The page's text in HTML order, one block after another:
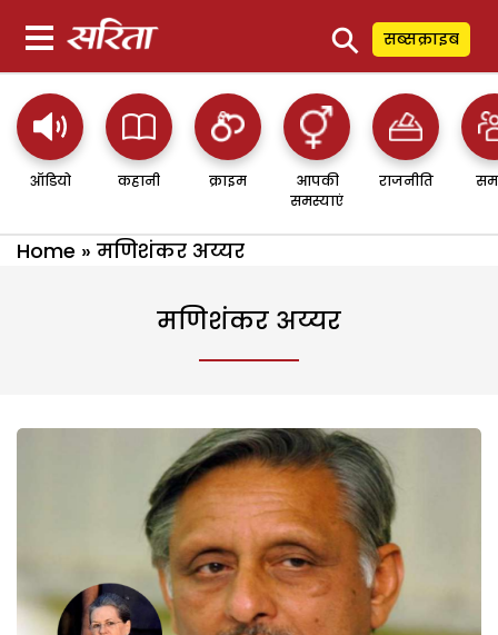
⚲ सब्सक्राइब
ऑडियो कहानी क्राइम
आपकी
समस्याएं
राजनीति
Home » मणिशंकर अय्यर
मणिशंकर अय्यर